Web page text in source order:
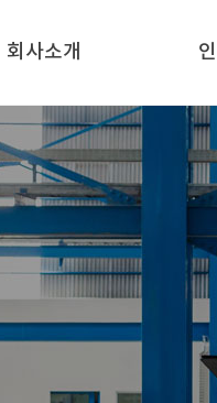
회사소개
주요고객
CE(MD-산업
CE(LVD-저전
NRTL
전기시험
SEMI F47
SEMI S6
Functional
인증지원